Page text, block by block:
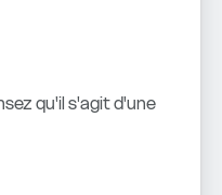
qu'il s'agit d'une